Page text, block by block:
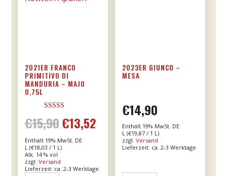
2021ER FRANCO
PRIMITIVO DI
MANDURIA – MAJO
0,75L
5.00
von 5
€15,90 Ursprünglicher
Preis
war:
€13,52Aktueller
ist:
Enthält 19% MwSt. DE
L (€18,03 / 1 L)
Alk. 14 % vol
zzgl. Versand
Lieferzeit: ca. 2-3 Werktage
2023ER GIUNCO –
MESA
€14,90
Enthält 19% MwSt. DE
L (€19,87 / 1 L)
zzgl.Versand
Lieferzeit: ca. 2-3 Werktage